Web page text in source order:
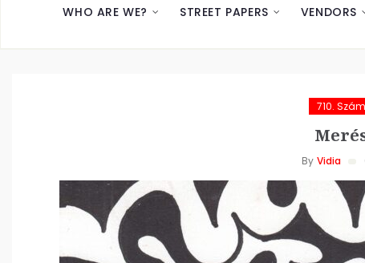
WHO ARE WE? STREET PAPERS VENDORS
710. Szám
By Vidia